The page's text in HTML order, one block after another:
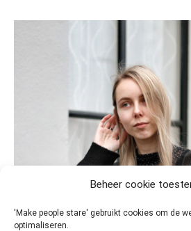
Beheer cookie
'Make people stare' gebruikt cookies om de
optimaliseren.